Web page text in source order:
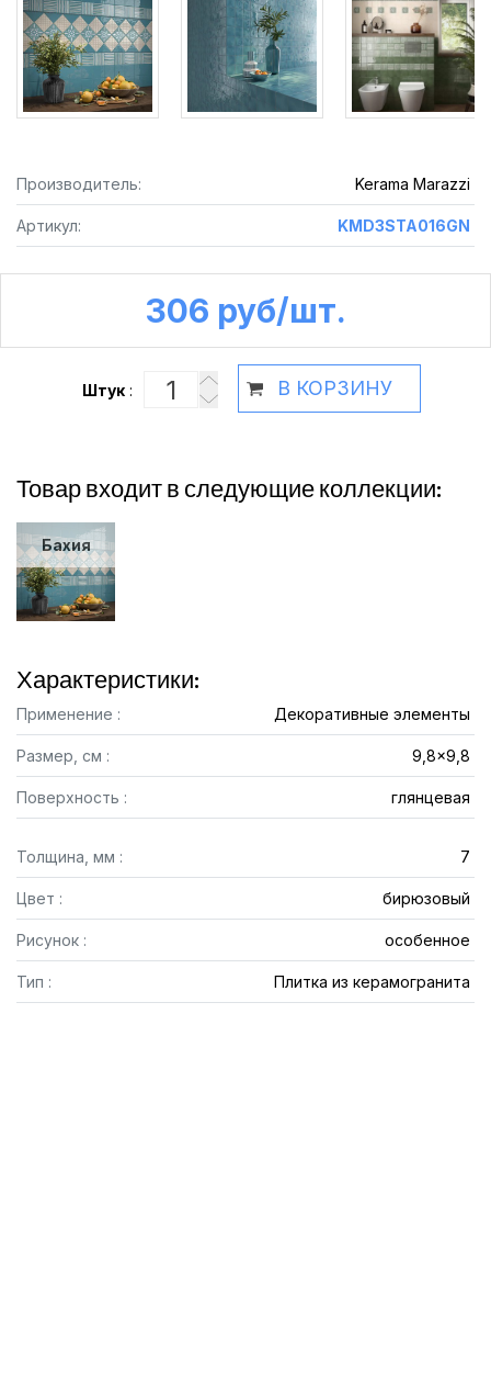
Производитель: Kerama Marazzi
Артикул: KMD3STA016GN
306 руб /шт.
Штук: В КОРЗИНУ
Товар входит в следующие коллекции:
Бахия
Характеристики:
Применение : Декоративные элементы
Размер, см : 9,8x9,8
Поверхность : глянцевая
Толщина, мм : 7
Цвет : бирюзовый
Рисунок : особенное
Тип : Плитка из керамогранита